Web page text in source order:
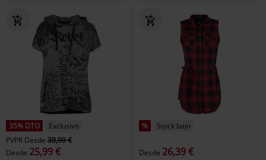
35% DTO
Exclusivo
PVPR Desde 39,99 €
Desde 25,99 €
% Stock bajo
Desde 26,39 €